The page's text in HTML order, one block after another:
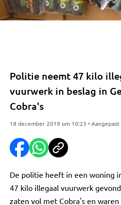
Politie neemt 47 kilo
vuurwerk in beslag in
Cobra's
18 december 2019 om 10:23 •
De politie heeft in een woning
47 kilo illegaal vuurwerk
zaten vol met Cobra's en